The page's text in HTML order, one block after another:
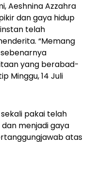
, Aeshnina Azzahra
dan gaya hidup
telah
“Memang
yang berabad-
Minggu, 14 Juli
pakai telah
menjadi gaya
atas